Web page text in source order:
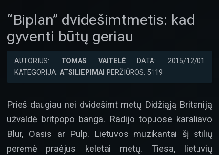
“Biplan” dvidešimtmetis: kad
gyventi būtų geriau
AUTORIUS: TOMAS VAITELĖDATA: 2015/12/01
KATEGORIJA: ATSILIEPIMAI PERŽIŪROS: 5119
Prieš daugiau nei dvidešimt metų Didžiąją Britaniją
užvaldė britpopo banga. Radijo topuose karaliavo
Blur, Oasis ar Pulp. Lietuvos muzikantai šį stilių
perėmė praėjus keletai metų. Tiesa, lietuvių